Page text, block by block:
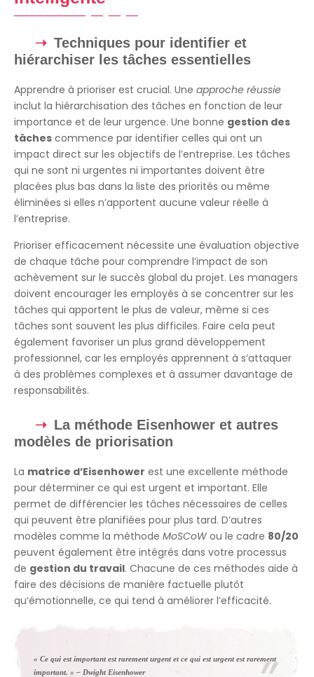
Techniques pour identifier et
hiérarchiser les tâches essentielles
Apprendre à prioriser est crucial. Une approche réussie
inclut la hiérarchisation des tâches en fonction de leur
importance et de leur urgence. Une bonne gestion des
tâches commence par identifier celles qui ont un
impact direct sur les objectifs de l’entreprise. Les tâches
qui ne sont ni urgentes ni importantes doivent être
placées plus bas dans la liste des priorités ou même
éliminées si elles n’apportent aucune valeur réelle à
l’entreprise.
Prioriser efficacement nécessite une évaluation objective
de chaque tâche pour comprendre l’impact de son
achèvement sur le succès global du projet. Les managers
doivent encourager les employés à se concentrer sur les
tâches qui apportent le plus de valeur, même si ces
tâches sont souvent les plus difficiles. Faire cela peut
également favoriser un plus grand développement
professionnel, car les employés apprennent à s’attaquer
à des problèmes complexes et à assumer davantage de
responsabilités.
La méthode Eisenhower et autres
modèles de priorisation
La matrice d’Eisenhower est une excellente méthode
pour déterminer ce qui est urgent et important. Elle
permet de différencier les tâches nécessaires de celles
qui peuvent être planifiées pour plus tard. D’autres
modèles comme la méthode MoSCoW ou le cadre 80/20
peuvent également être intégrés dans votre processus
de gestion du travail. Chacune de ces méthodes aide à
faire des décisions de manière factuelle plutôt
qu’émotionnelle, ce qui tend à améliorer l’efficacité.
« Ce qui est important est rarement urgent et ce qui est urgent est rarement
important. » – Dwight Eisenhower